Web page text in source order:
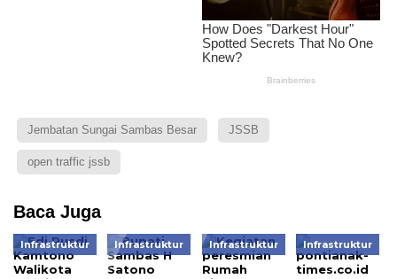
Jembatan Sungai Sambas Besar JSSB
open traffic jssb
Baca Juga
Infrastruktur Infrastruktur Infrastruktur Infrastruktur